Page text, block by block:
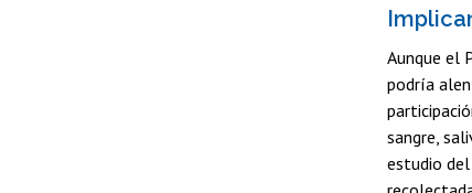
Aunque el
podría
sangre,
estudio del